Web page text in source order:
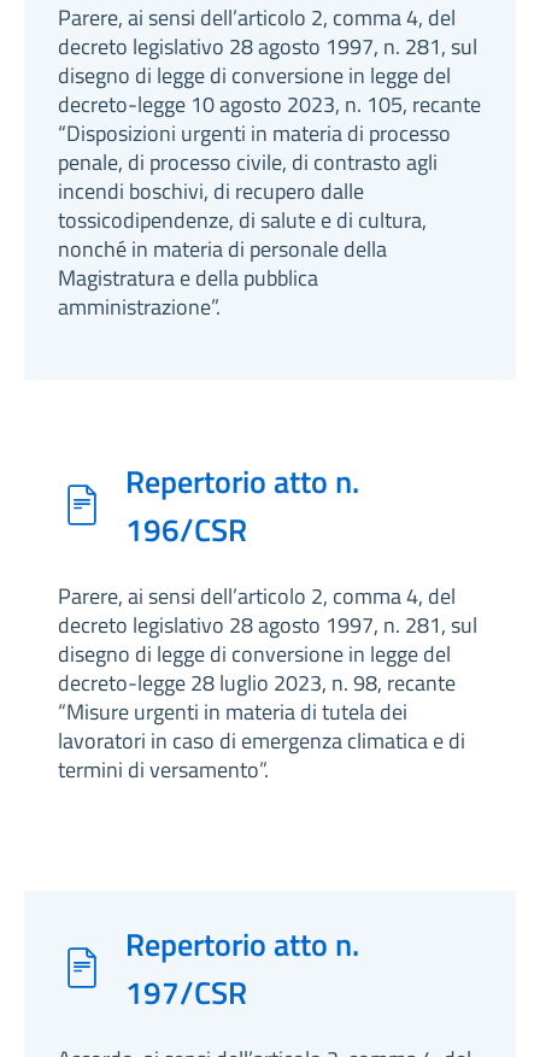
Parere, ai sensi dell’articolo 2, comma 4, del
decreto legislativo 28 agosto 1997, n. 281, sul
disegno di legge di conversione in legge del
decreto-legge 10 agosto 2023, n. 105, recante
“Disposizioni urgenti in materia di processo
penale, di processo civile, di contrasto agli
incendi boschivi, di recupero dalle
tossicodipendenze, di salute e di cultura,
nonché in materia di personale della
Magistratura e della pubblica
amministrazione”.
Repertorio atto n.
196/CSR
Parere, ai sensi dell’articolo 2, comma 4, del
decreto legislativo 28 agosto 1997, n. 281, sul
disegno di legge di conversione in legge del
decreto-legge 28 luglio 2023, n. 98, recante
“Misure urgenti in materia di tutela dei
lavoratori in caso di emergenza climatica e di
termini di versamento”.
Repertorio atto n.
197/CSR